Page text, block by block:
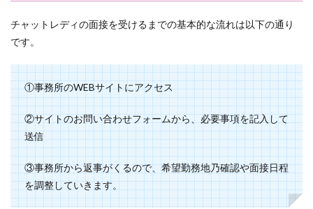
チャットレディの面接を受けるまでの基本的な流れは以下の通り
です。
①事務所のWEBサイトにアクセス
②サイトのお問い合わせフォームから、必要事項を記入して
送信
③事務所から返事がくるので、希望勤務地乃確認や面接日程
を調整していきます。